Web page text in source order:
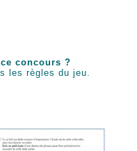
concours ?
les règles du jeu.